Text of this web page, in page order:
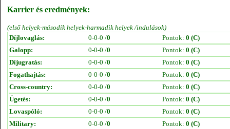
Karrier és eredmények:
(első helyek-második helyek-harmadik helyek /indulások)
Díjlovaglás:
0-0-0 /0 Pontok: 0 (C)
Galopp:
0-0-0 /0 Pontok: 0 (C)
Díjugratás:
0-0-0 /0 Pontok: 0 (C)
Fogathajtás:
0-0-0 /0 Pontok: 0 (C)
Cross-country:
0-0-0 /0 Pontok: 0 (C)
Ügetés:
0-0-0 /0 Pontok: 0 (C)
Lovaspóló:
0-0-0 /0 Pontok: 0 (C)
Military:
0-0-0 /0 Pontok: 0 (C)